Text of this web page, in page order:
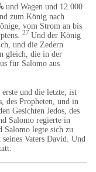
​und Wagen und 12.000
zum König nach
vom Strom an bis
27Und der König
und die Zedern
gleich, die in der
für Salomo aus
und die letzte, ist
des Propheten, und in
Gesichten Jedos, des
Salomo regierte in
Salomo legte sich zu
Vaters David. Und